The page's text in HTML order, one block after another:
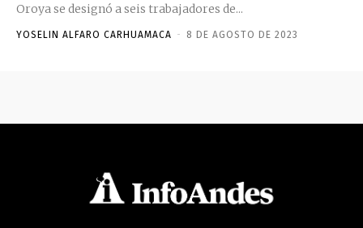
Oroya se designó a seis trabajadores de...
YOSELIN ALFARO CARHUAMACA - 8 DE AGOSTO DE 2023